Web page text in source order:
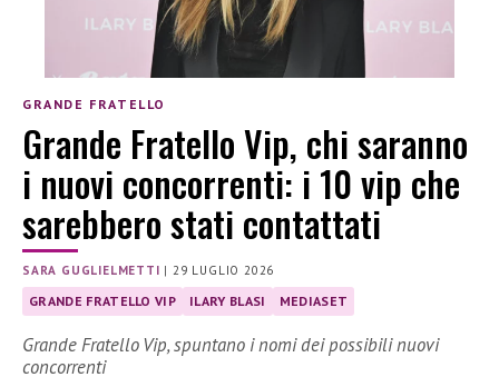
GRANDE FRATELLO
Grande Fratello Vip, chi saranno
i nuovi concorrenti: i 10 vip che
sarebbero stati contattati
SARA GUGLIELMETTI | 29 LUGLIO 2026
GRANDE FRATELLO VIP ILARY BLASI MEDIASET
Grande Fratello Vip, spuntano i nomi dei possibili nuovi
concorrenti